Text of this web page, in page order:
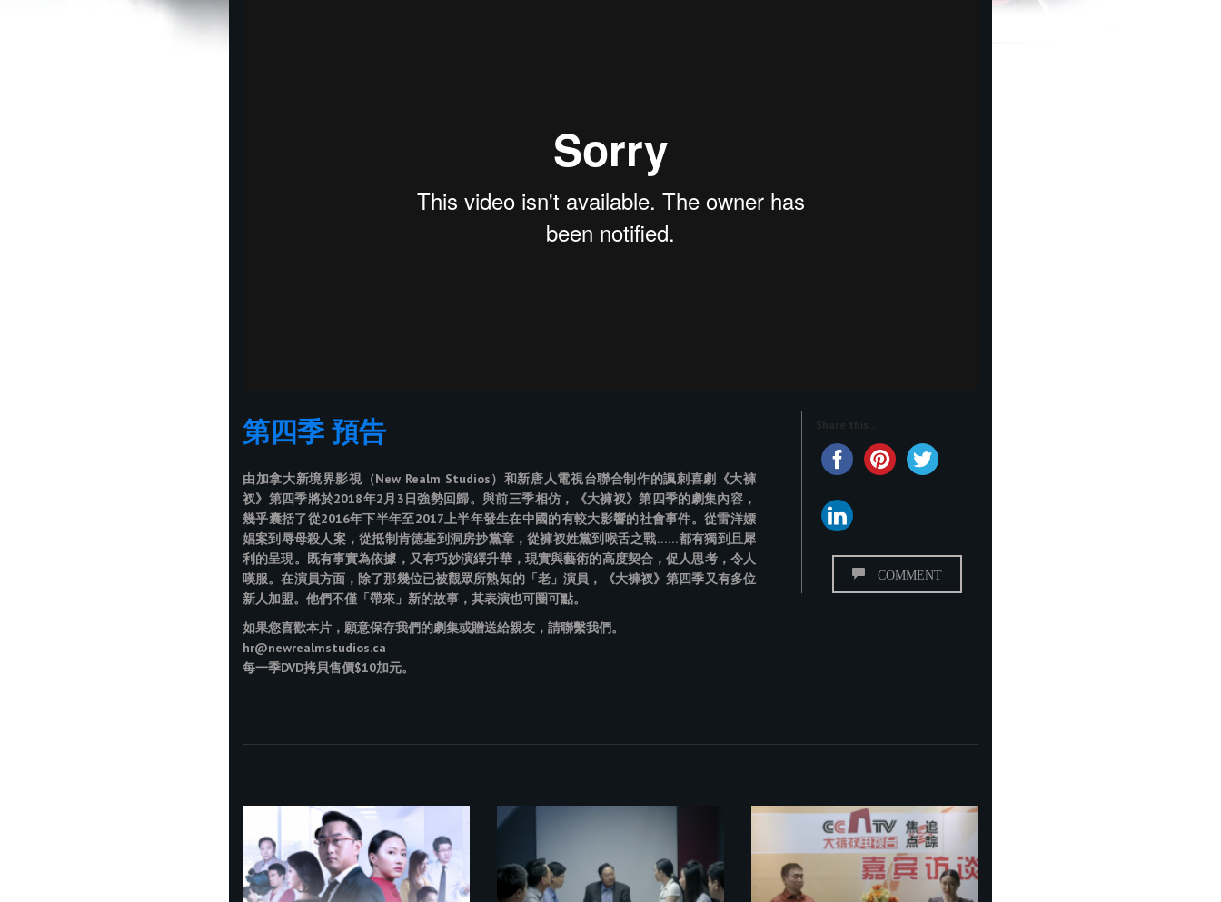
第四季 預告
由加拿大新境界影視（New Realm Studios）和新唐人電視台聯合制作的諷刺喜劇《大褲
衩》第四季將於2018年2月3日強勢回歸。與前三季相仿，《大褲衩》第四季的劇集內容，
幾乎囊括了從2016年下半年至2017上半年發生在中國的有較大影響的社會事件。從雷洋嫖
娼案到辱母殺人案，從抵制肯德基到洞房抄黨章，從褲衩姓黨到喉舌之戰……都有獨到且犀
利的呈現。既有事實為依據，又有巧妙演繹升華，現實與藝術的高度契合，促人思考，令人
嘆服。在演員方面，除了那幾位已被觀眾所熟知的「老」演員，《大褲衩》第四季又有多位
新人加盟。他們不僅「帶來」新的故事，其表演也可圈可點。
如果您喜歡本片，願意保存我們的劇集或贈送給親友，請聯繫我們。
hr@newrealmstudios.ca
每一季DVD拷貝售價$10加元。
COMMENT